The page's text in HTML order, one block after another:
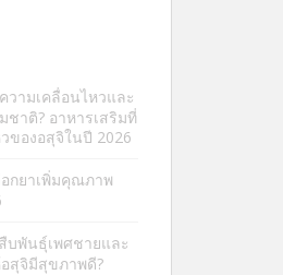
วามเคลื่อนไหวและ
ชาติ? อาหารเสริมที่
ของอสุจิในปี 2026
อกยาเพิ่มคุณภาพ
บพันธุ์เพศชายและ
สุจิมีสุขภาพดี?